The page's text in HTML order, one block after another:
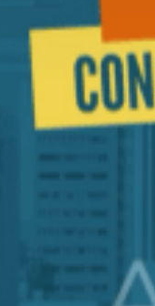
Celebra
Regresa la
CONEXSTUR
Viva continúa
Viva
Viva se
MGC
Viva anuncia